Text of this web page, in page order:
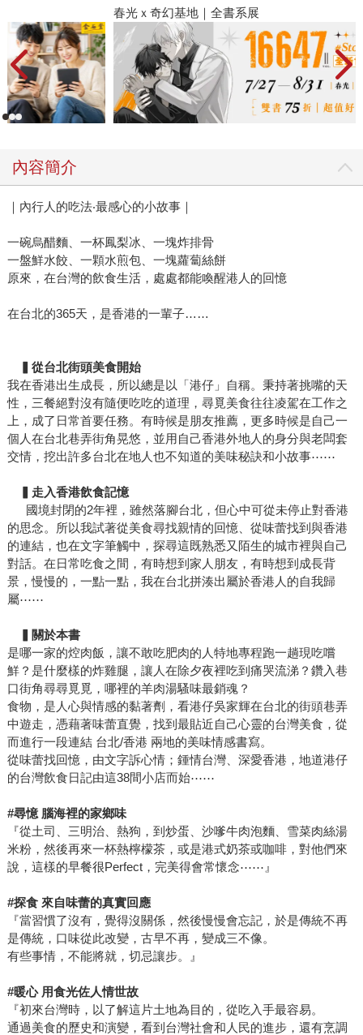
春光ｘ奇幻基地｜全書系展
內容簡介
｜內行人的吃法‧最感心的小故事｜
一碗烏醋麵、一杯鳳梨冰、一塊炸排骨
一盤鮮水餃、一顆水煎包、一塊蘿蔔絲餅
原來，在台灣的飲食生活，處處都能喚醒港人的回憶
在台北的365天，是香港的一輩子……
▍從台北街頭美食開始
我在香港出生成長，所以總是以「港仔」自稱。秉持著挑嘴的天
性，三餐絕對沒有隨便吃吃的道理，尋覓美食往往凌駕在工作之
上，成了日常首要任務。有時候是朋友推薦，更多時候是自己一
個人在台北巷弄街角晃悠，並用自己香港外地人的身分與老闆套
交情，挖出許多台北在地人也不知道的美味秘訣和小故事⋯⋯
▍走入香港飲食記憶
國境封閉的2年裡，雖然落腳台北，但心中可從未停止對香港
的思念。所以我試著從美食尋找親情的回憶、從味蕾找到與香港
的連結，也在文字筆觸中，探尋這既熟悉又陌生的城市裡與自己
對話。在日常吃食之間，有時想到家人朋友，有時想到成長背
景，慢慢的，一點一點，我在台北拼湊出屬於香港人的自我歸
屬⋯⋯
▍關於本書
是哪一家的焢肉飯，讓不敢吃肥肉的人特地專程跑一趟現吃嚐
鮮？是什麼樣的炸雞腿，讓人在除夕夜裡吃到痛哭流涕？鑽入巷
口街角尋尋覓覓，哪裡的羊肉湯騷味最銷魂？
食物，是人心與情感的黏著劑，看港仔吳家輝在台北的街頭巷弄
中遊走，憑藉著味蕾直覺，找到最貼近自己心靈的台灣美食，從
而進行一段連結 台北/香港 兩地的美味情感書寫。
從味蕾找回憶，由文字訴心情；鍾情台灣、深愛香港，地道港仔
的台灣飲食日記由這38間小店而始⋯⋯
#尋憶 腦海裡的家鄉味
『從土司、三明治、熱狗，到炒蛋、沙嗲牛肉泡麵、雪菜肉絲湯
米粉，然後再來一杯熱檸檬茶，或是港式奶茶或咖啡，對他們來
說，這樣的早餐很Perfect，完美得會常懷念⋯⋯』
#探食 來自味蕾的真實回應
『當習慣了沒有，覺得沒關係，然後慢慢會忘記，於是傳統不再
是傳統，口味從此改變，古早不再，變成三不像。
有些事情，不能將就，切忌讓步。』
#暖心 用食光佐人情世故
『初來台灣時，以了解這片土地為目的，從吃入手最容易。
通過美食的歷史和演變，看到台灣社會和人民的進步，還有烹調